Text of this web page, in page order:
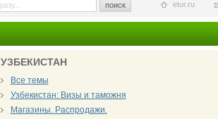
поиск etur.ru
УЗБЕКИСТАН
Все темы
Узбекистан: Визы и таможня
Магазины. Распродажи.